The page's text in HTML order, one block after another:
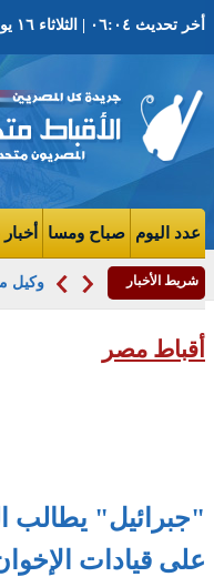
أخر تحديث ٠٦:٠٤ | الثلاثاء ١٦ يونيو ٢٠١٥ | ٩بؤونه ١٧٣١ ش | العدد ٣٥٩٣ السنة التاسعه
عدد اليوم صباح ومسا أخبار
شريط الأخبار وكيل
أقباط مصر
"جبرائيل" يطالب
على قيادات